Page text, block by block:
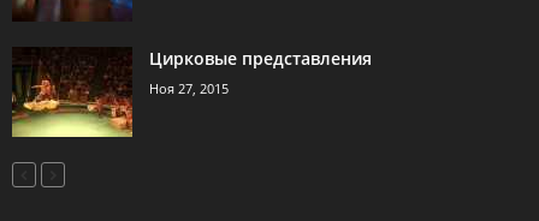
Цирковые представления
Ноя 27, 2015